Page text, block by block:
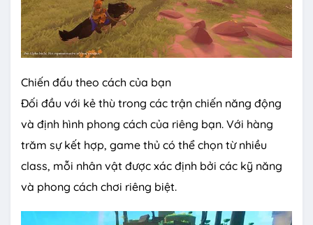
Chiến đấu theo cách của bạn
Đối đầu với kẻ thù trong các trận chiến năng động
và định hình phong cách của riêng bạn. Với hàng
trăm sự kết hợp, game thủ có thể chọn từ nhiều
class, mỗi nhân vật được xác định bởi các kỹ năng
và phong cách chơi riêng biệt.